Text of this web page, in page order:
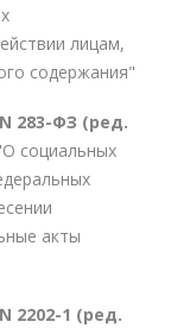
лицам,
содержания"
283-ФЗ (ред.
социальных
акты
2202-1 (ред.